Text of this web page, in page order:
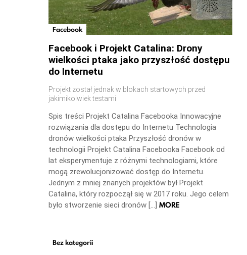
Facebook
Facebook i Projekt Catalina: Drony
wielkości ptaka jako przyszłość dostępu
do Internetu
Projekt został jednak w blokach startowych przed
jakimikolwiek testami
Spis treści Projekt Catalina Facebooka Innowacyjne
rozwiązania dla dostępu do Internetu Technologia
dronów wielkości ptaka Przyszłość dronów w
technologii Projekt Catalina Facebooka Facebook od
lat eksperymentuje z różnymi technologiami, które
mogą zrewolucjonizować dostęp do Internetu.
Jednym z mniej znanych projektów był Projekt
Catalina, który rozpoczął się w 2017 roku. Jego celem
było stworzenie sieci dronów […] MORE
Bez kategorii